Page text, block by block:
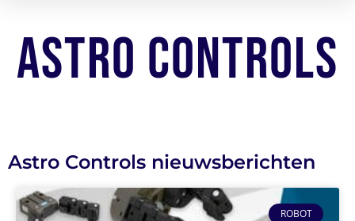
Astro Controls
Astro Controls nieuwsberichten
ROBOT